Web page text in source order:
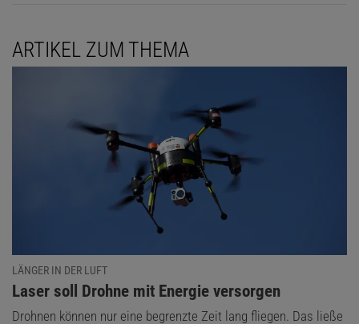
ARTIKEL ZUM THEMA
LÄNGER IN DER LUFT
:
Laser soll Drohne mit Energie versorgen
Drohnen können nur eine begrenzte Zeit lang fliegen. Das ließe